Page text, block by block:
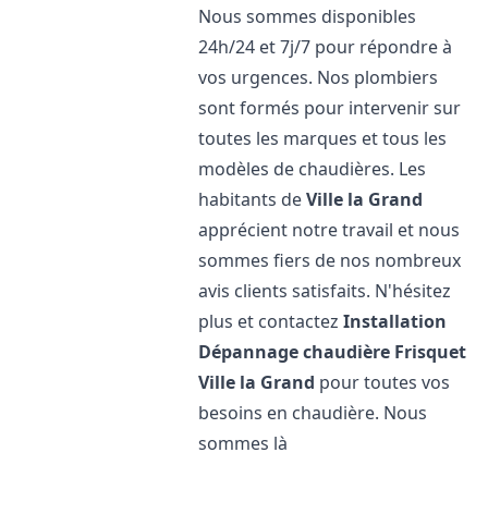
Nous sommes disponibles
24h/24 et 7j/7 pour répondre à
vos urgences. Nos plombiers
sont formés pour intervenir sur
toutes les marques et tous les
modèles de chaudières. Les
habitants deVille la Grand
apprécient notre travail et nous
sommes fiers de nos nombreux
avis clients satisfaits. N'hésitez
plus et contactezInstallation
Dépannage chaudière Frisquet
Ville la Grand pour toutes vos
besoins en chaudière. Nous
sommes là